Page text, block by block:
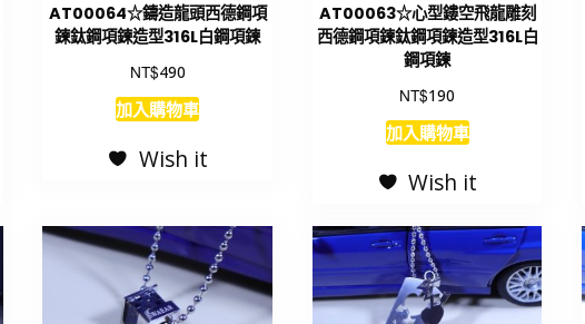
AT00064☆鑄造龍頭西德鋼項
鍊鈦鋼項鍊造型316L白鋼項鍊
NT$490
加入購物車
Wish it
AT00063☆心型鏤空飛龍雕刻
西德鋼項鍊鈦鋼項鍊造型316L白
鋼項鍊
NT$190
加入購物車
Wish it